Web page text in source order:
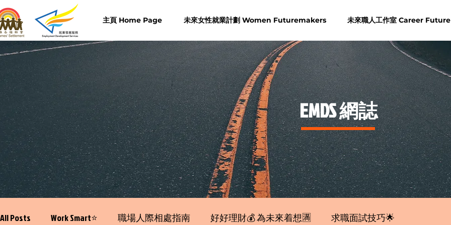
主頁 Home Page 未來女性就業計劃 Women Futuremakers 未來職人工作室 Career Future
​EMDS 網誌
All Posts Work Smart⭐️ 職場人際相處指南 好好理財💰 為未來着想🈵 求職面試技巧🌟